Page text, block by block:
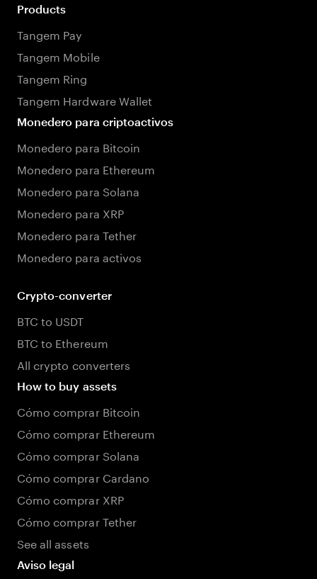
Products
Tangem Pay
Tangem Mobile
Tangem Ring
Tangem Hardware Wallet
Monedero para criptoactivos
Monedero para Bitcoin
Monedero para Ethereum
Monedero para Solana
Monedero para XRP
Monedero para Tether
Monedero para activos
Crypto-converter
BTC to USDT
BTC to Ethereum
All crypto converters
How to buy assets
Cómo comprar Bitcoin
Cómo comprar Ethereum
Cómo comprar Solana
Cómo comprar Cardano
Cómo comprar XRP
Cómo comprar Tether
See all assets
Aviso legal